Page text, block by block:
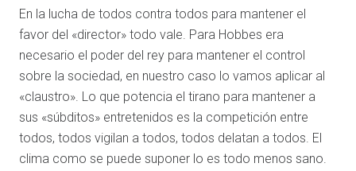
En la lucha de todos contra todos para mantener el
favor del «director» todo vale. Para Hobbes era
necesario el poder del rey para mantener el control
sobre la sociedad, en nuestro caso lo vamos aplicar al
«claustro». Lo que potencia el tirano para mantener a
sus «súbditos» entretenidos es la competición entre
todos, todos vigilan a todos, todos delatan a todos. El
clima como se puede suponer lo es todo menos sano.